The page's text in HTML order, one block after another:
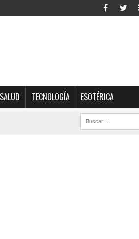
SALUD TECNOLOGÍA ESOTÉRICA